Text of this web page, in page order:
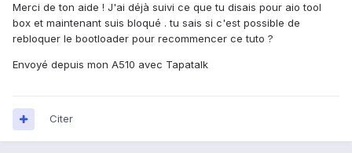
Merci de ton aide ! J'ai déjà suivi ce que tu disais pour aio tool
box et maintenant suis bloqué . tu sais si c'est possible de
rebloquer le bootloader pour recommencer ce tuto ?
Envoyé depuis mon A510 avec Tapatalk
Citer